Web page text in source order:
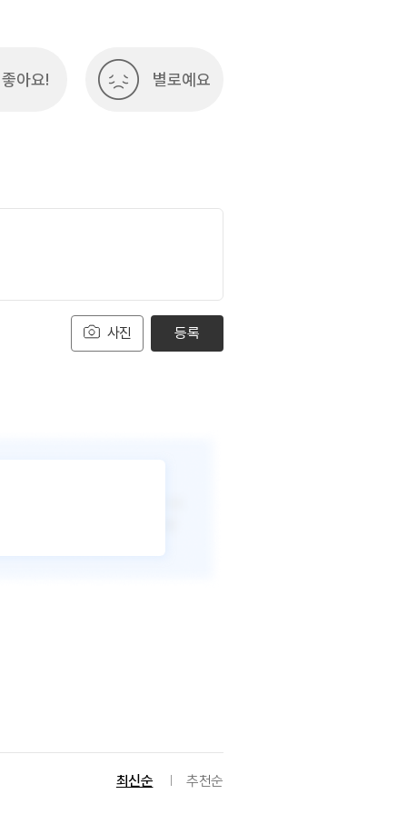
좋아요! 별로예요
사진 등록
최신순 추천순